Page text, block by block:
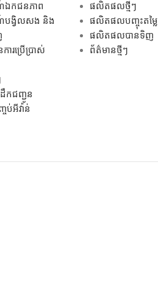
ឯកជនភាព
បង្វិលសង និង
ារប្រើប្រាស់
កជញ្ជូន
ប់អីវ៉ាន់
ផលិតផលថ្មីៗ
ផលិតផលបញ្ចុះតម្លៃ
ផលិតផលបានទិញ
ព័ត៌មានថ្មីៗ